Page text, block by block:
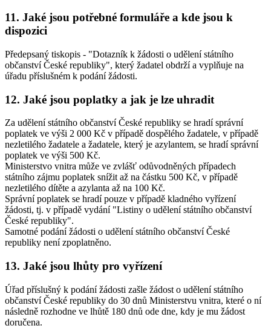
11. Jaké jsou potřebné formuláře a kde jsou k
dispozici
Předepsaný tiskopis - "Dotazník k žádosti o udělení státního
občanství České republiky", který žadatel obdrží a vyplňuje na
úřadu příslušném k podání žádosti.
12. Jaké jsou poplatky a jak je lze uhradit
Za udělení státního občanství České republiky se hradí správní
poplatek ve výši 2 000 Kč v případě dospělého žadatele, v případě
nezletilého žadatele a žadatele, který je azylantem, se hradí správní
poplatek ve výši 500 Kč.
Ministerstvo vnitra může ve zvlášť odůvodněných případech
státního zájmu poplatek snížit až na částku 500 Kč, v případě
nezletilého dítěte a azylanta až na 100 Kč.
Správní poplatek se hradí pouze v případě kladného vyřízení
žádosti, tj. v případě vydání "Listiny o udělení státního občanství
České republiky".
Samotné podání žádosti o udělení státního občanství České
republiky není zpoplatněno.
13. Jaké jsou lhůty pro vyřízení
Úřad příslušný k podání žádosti zašle žádost o udělení státního
občanství České republiky do 30 dnů Ministerstvu vnitra, které o ní
následně rozhodne ve lhůtě 180 dnů ode dne, kdy je mu žádost
doručena.